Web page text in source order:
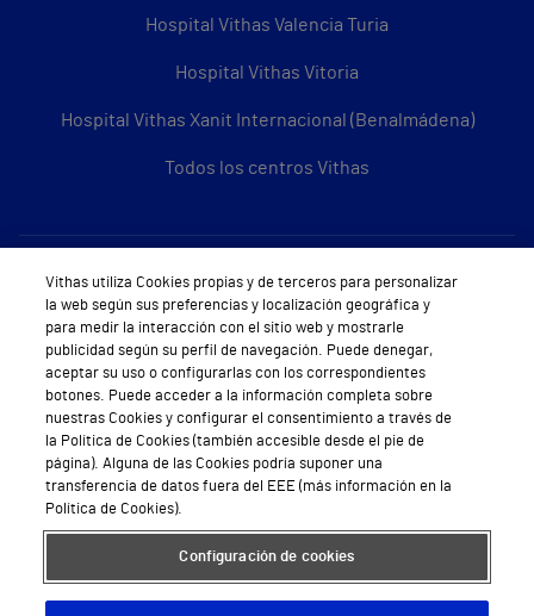
Hospital Vithas Valencia Turia
Hospital Vithas Vitoria
Hospital Vithas Xanit Internacional (Benalmádena)
Todos los centros Vithas
Sobre Vithas
Quiénes somos
Trabajar en Vithas
Teléfono Cita Médica
Teléfono Atención al Cliente
Política de seguridad y salud en el trabajo
Conoce a Supervita
Vithas utiliza Cookies propias y de terceros para personalizar
la web según sus preferencias y localización geográfica y
para medir la interacción con el sitio web y mostrarle
publicidad según su perfil de navegación. Puede denegar,
aceptar su uso o configurarlas con los correspondientes
botones. Puede acceder a la información completa sobre
nuestras Cookies y configurar el consentimiento a través de
la Política de Cookies (también accesible desde el pie de
página). Alguna de las Cookies podría suponer una
transferencia de datos fuera del EEE (más información en la
Política de Cookies).
Configuración de cookies